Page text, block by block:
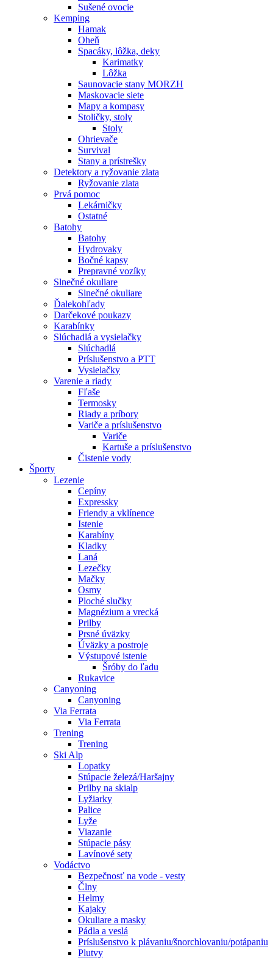
Sušené ovocie
Kemping
Hamak
Oheň
Spacáky, lôžka, deky
Karimatky
Lôžka
Saunovacie stany MORZH
Maskovacie siete
Mapy a kompasy
Stoličky, stoly
Stoly
Ohrievače
Survival
Stany a prístrešky
Detektory a ryžovanie zlata
Ryžovanie zlata
Prvá pomoc
Lekárničky
Ostatné
Batohy
Batohy
Hydrovaky
Bočné kapsy
Prepravné vozíky
Slnečné okuliare
Slnečné okuliare
Ďalekohľady
Darčekové poukazy
Karabínky
Slúchadlá a vysielačky
Slúchadlá
Príslušenstvo a PTT
Vysielačky
Varenie a riady
Fľaše
Termosky
Riady a príbory
Variče a príslušenstvo
Variče
Kartuše a príslušenstvo
Čistenie vody
Športy
Lezenie
Cepíny
Expressky
Friendy a vklínence
Istenie
Karabíny
Kladky
Laná
Lezečky
Mačky
Osmy
Ploché slučky
Magnézium a vrecká
Prilby
Prsné úväzky
Úväzky a postroje
Výstupové istenie
Šróby do ľadu
Rukavice
Canyoning
Canyoning
Via Ferrata
Via Ferrata
Trening
Trening
Ski Alp
Lopatky
Stúpacie železá/Haršajny
Prilby na skialp
Lyžiarky
Palice
Lyže
Viazanie
Stúpacie pásy
Lavínové sety
Vodáctvo
Bezpečnosť na vode - vesty
Člny
Helmy
Kajaky
Okuliare a masky
Pádla a veslá
Príslušenstvo k plávaniu/šnorchlovaniu/potápaniu
Plutvy